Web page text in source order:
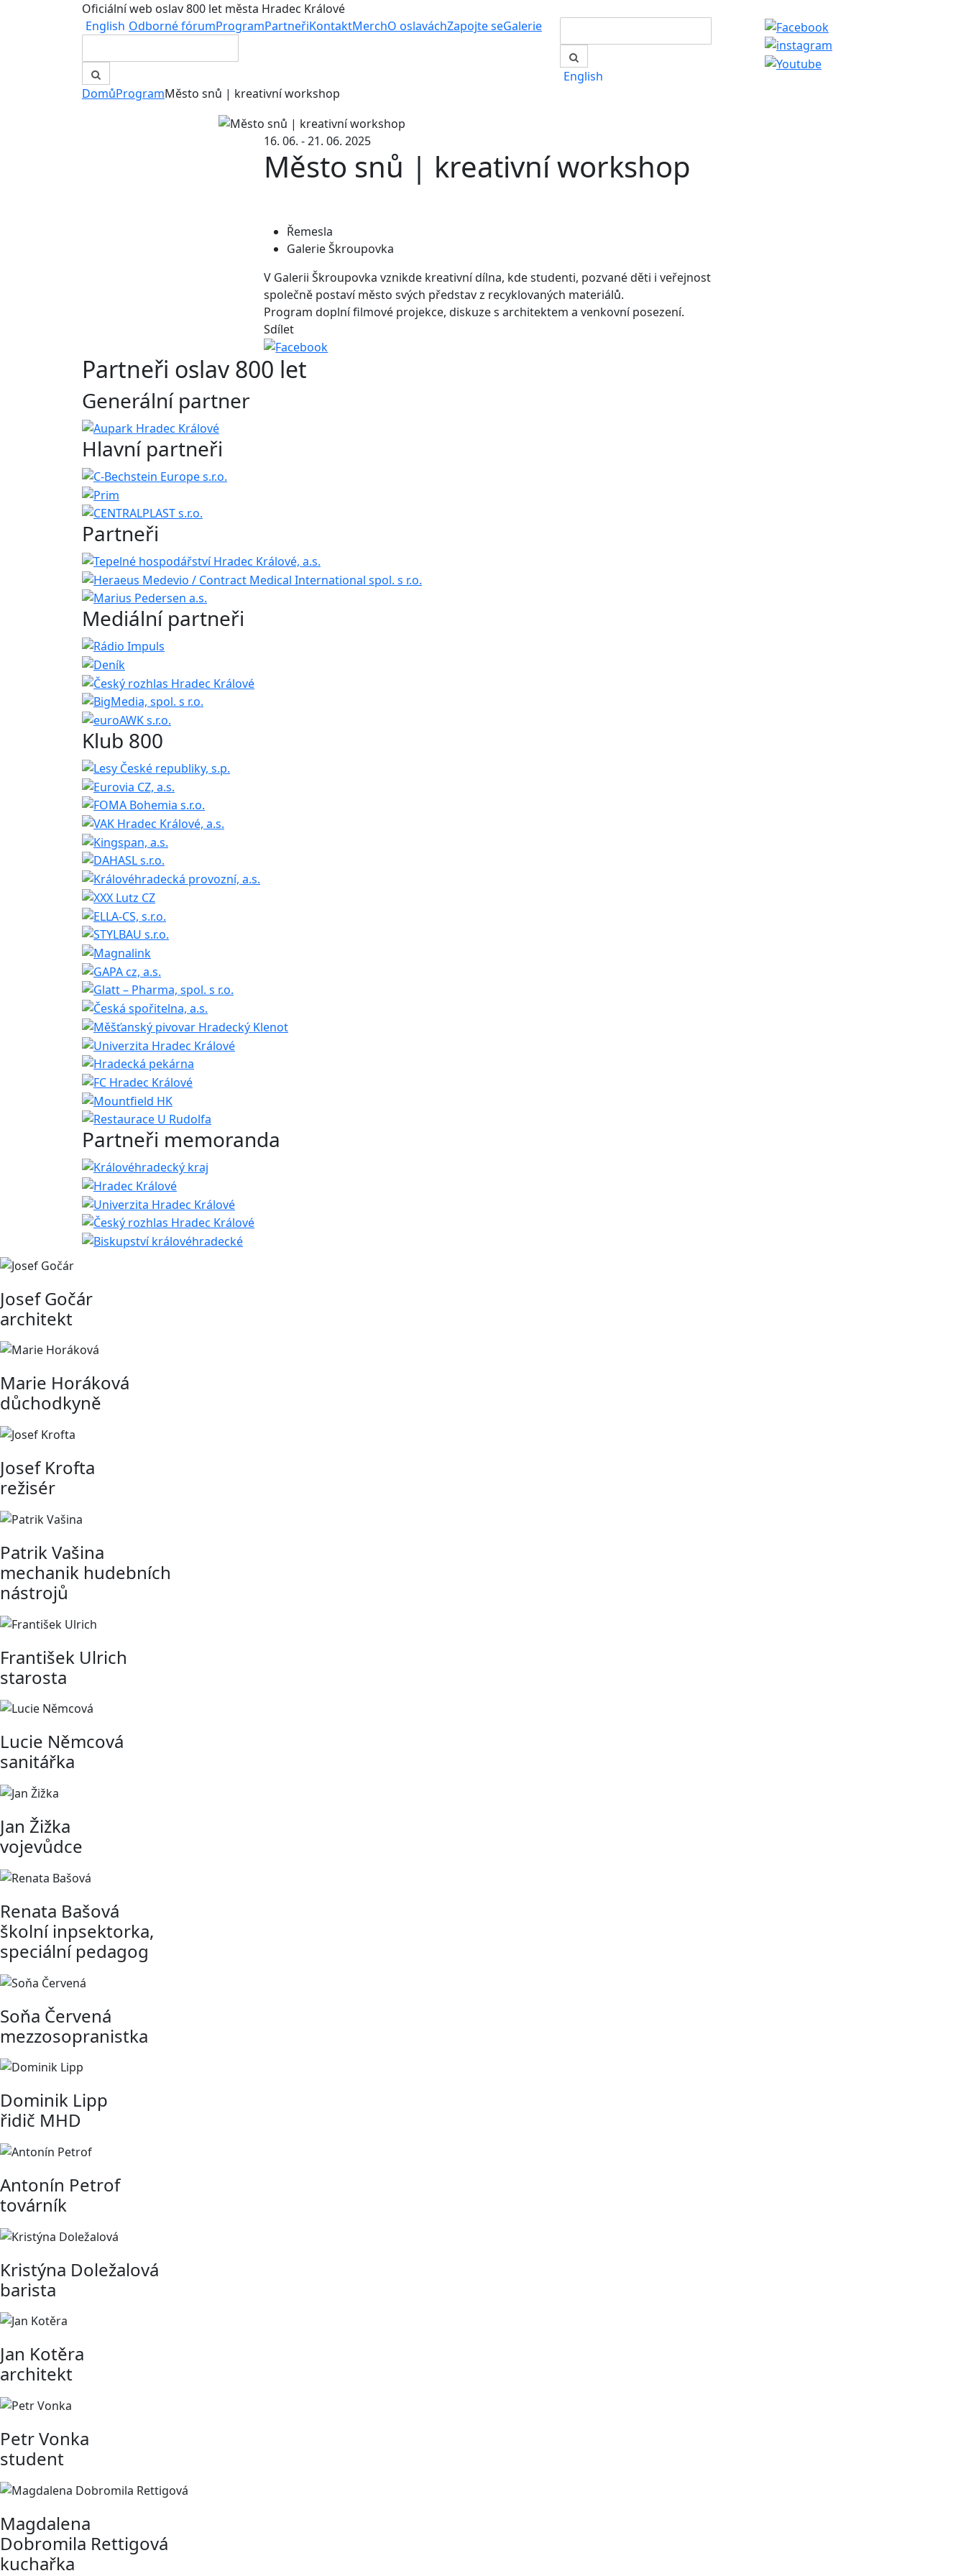
Oficiální web oslav 800 let města Hradec Králové
English Odborné fórumProgramPartneřiKontaktMerchO oslaváchZapojte seGalerie
English
DomůProgramMěsto snů | kreativní workshop
16. 06. - 21. 06. 2025
Město snů | kreativní workshop
Řemesla
Galerie Škroupovka
V Galerii Škroupovka vznikde kreativní dílna, kde studenti, pozvané děti i veřejnost
společně postaví město svých představ z recyklovaných materiálů.
Program doplní filmové projekce, diskuze s architektem a venkovní posezení.
Sdílet
Partneři oslav 800 let
Generální partner
Hlavní partneři
Partneři
Mediální partneři
Klub 800
Partneři memoranda
Josef Gočár
architekt
Marie Horáková
důchodkyně
Josef Krofta
režisér
Patrik Vašina
mechanik hudebních
nástrojů
František Ulrich
starosta
Lucie Němcová
sanitářka
Jan Žižka
vojevůdce
Renata Bašová
školní inpsektorka,
speciální pedagog
Soňa Červená
mezzosopranistka
Dominik Lipp
řidič MHD
Antonín Petrof
továrník
Kristýna Doležalová
barista
Jan Kotěra
architekt
Petr Vonka
student
Magdalena
Dobromila Rettigová
kuchařka